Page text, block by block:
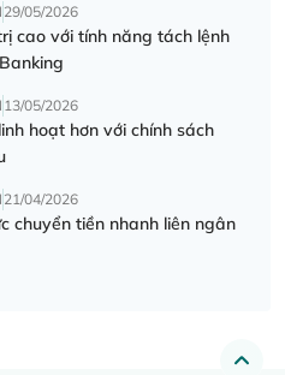
29/05/2026
cao với tính năng tách lệnh
13/05/2026
hoạt hơn với chính sách
21/04/2026
chuyển tiền nhanh liên ngân